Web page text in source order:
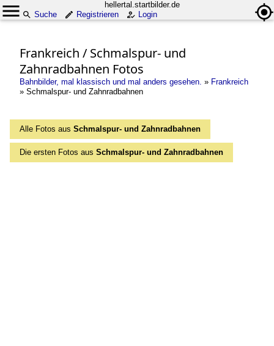
hellertal.startbilder.de
Suche
Registrieren Login
Frankreich / Schmalspur- und
Zahnradbahnen Fotos
Bahnbilder, mal klassisch und mal anders gesehen. » Frankreich
» Schmalspur- und Zahnradbahnen
Alle Fotos aus Schmalspur- und Zahnradbahnen
Die ersten Fotos aus Schmalspur- und Zahnradbahnen